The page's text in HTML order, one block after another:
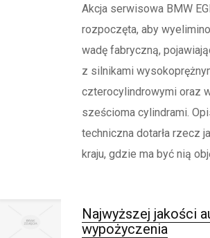
Akcja serwisowa BMW
rozpoczęta, aby
wadę fabryczną,
z silnikami
czterocylindrowymi oraz
sześcioma cylindrami.
techniczna dotarła rzecz
kraju, gdzie ma być nią
Najwyższej jakości
wypożyczenia